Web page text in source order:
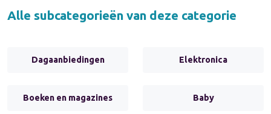
Alle subcategorieën van deze categorie
Dagaanbiedingen Elektronica
Boeken en magazines Baby